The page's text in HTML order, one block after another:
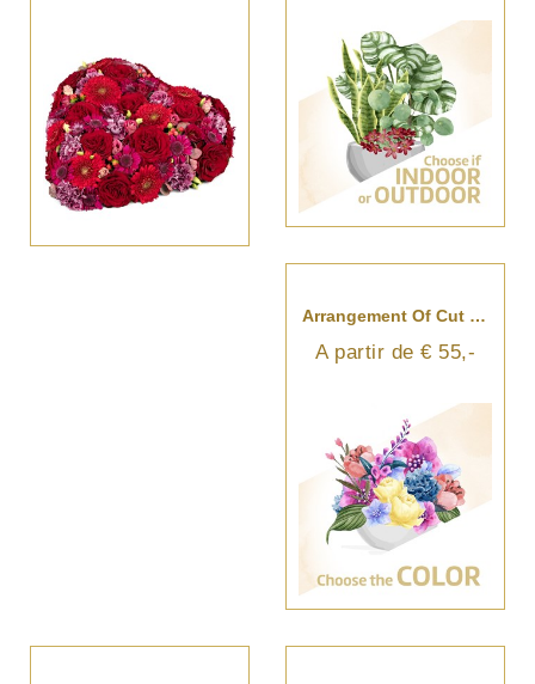
Arrangement Of Cut Flowers
A partir de € 55,-